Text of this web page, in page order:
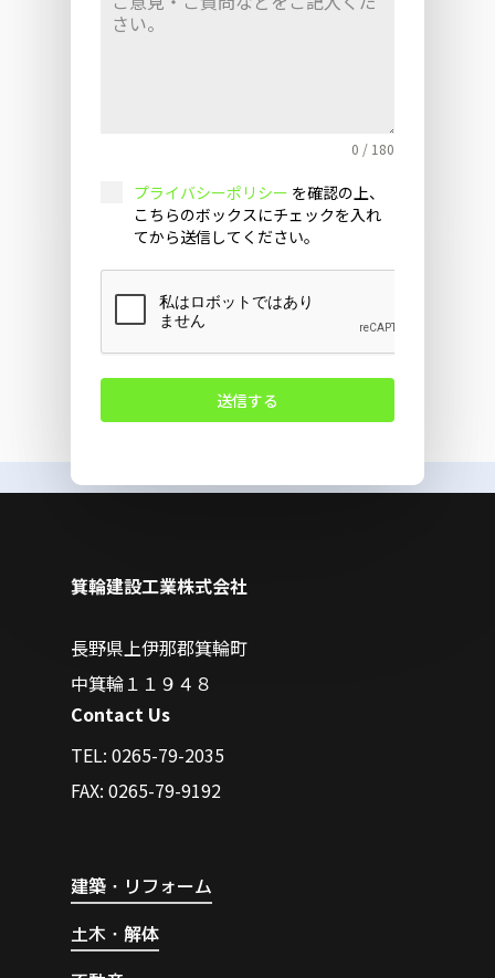
0 / 180
プライバシーポリシー を確認の上、
こちらのボックスにチェックを入れ
てから送信してください。
送信する
箕輪建設工業株式会社
長野県上伊那郡箕輪町
中箕輪１１９４８
Contact Us
TEL: 0265-79-2035
FAX: 0265-79-9192
建築・リフォーム
土木・解体